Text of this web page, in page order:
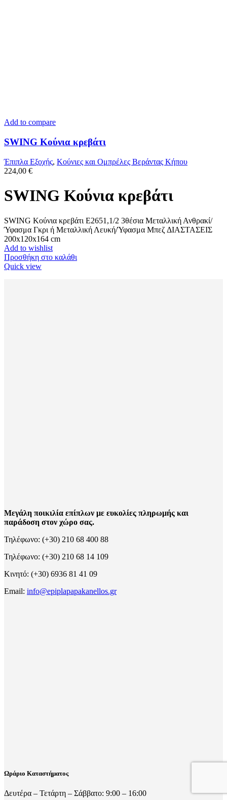
Add to compare
SWING Κούνια κρεβάτι
Έπιπλα Εξοχής, Κούνιες και Ομπρέλες Βεράντας Κήπου
224,00 €
SWING Κούνια κρεβάτι
SWING Κούνια κρεβάτι Ε2651,1/2 3θέσια Μεταλλική Ανθρακί/
Ύφασμα Γκρι ή Μεταλλική Λευκή/Ύφασμα Μπεζ ΔΙΑΣΤΑΣΕΙΣ
200x120x164 cm
Add to wishlist
Προσθήκη στο καλάθι
Quick view
Μεγάλη ποικιλία επίπλων με ευκολίες πληρωμής και
παράδοση στον χώρο σας.
Τηλέφωνο: (+30) 210 68 400 88
Τηλέφωνο: (+30) 210 68 14 109
Κινητό: (+30) 6936 81 41 09
Email: info@epiplapapakanellos.gr
Ωράριο Καταστήματος
Δευτέρα – Τετάρτη – Σάββατο: 9:00 – 16:00